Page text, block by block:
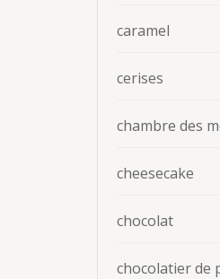
caramel
cerises
chambre des
cheesecake
chocolat
chocolatier de